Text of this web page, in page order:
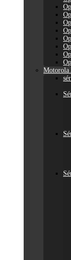
Motorola